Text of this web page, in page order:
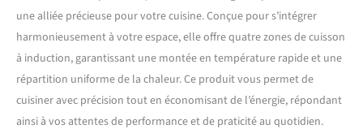
une alliée précieuse pour votre cuisine. Conçue pour s’intégrer
harmonieusement à votre espace, elle offre quatre zones de cuisson
à induction, garantissant une montée en température rapide et une
répartition uniforme de la chaleur. Ce produit vous permet de
cuisiner avec précision tout en économisant de l’énergie, répondant
ainsi à vos attentes de performance et de praticité au quotidien.